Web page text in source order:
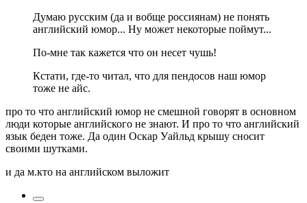
Думаю русским (да и вобще россиянам) не понять
английский юмор... Ну может некоторые поймут...
По-мне так кажется что он несет чушь!
Кстати, где-то читал, что для пендосов наш юмор
тоже не айс.
про то что английский юмор не смешной говорят в основном
люди которые английского не знают. И про то что английский
язык беден тоже. Да один Оскар Уайльд крышу сносит
своими шутками.
и да м.кто на английском выложит